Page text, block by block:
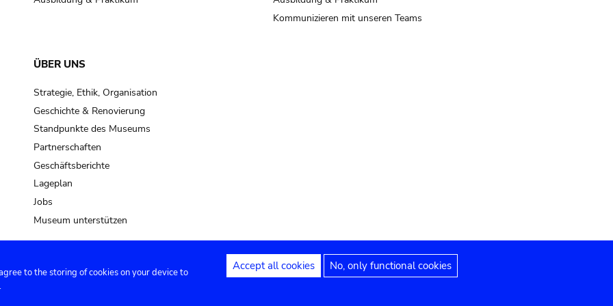
Kommunizieren mit unseren Teams
ÜBER UNS
Strategie, Ethik, Organisation
Geschichte & Renovierung
Standpunkte des Museums
Partnerschaften
Geschäftsberichte
Lageplan
Jobs
Museum unterstützen
Privacy settings Rechtliche Hinweise Erklärung zur Barrierefreiheit
to the storing of cookies on your device to
Accept all cookies No, only functional cookies